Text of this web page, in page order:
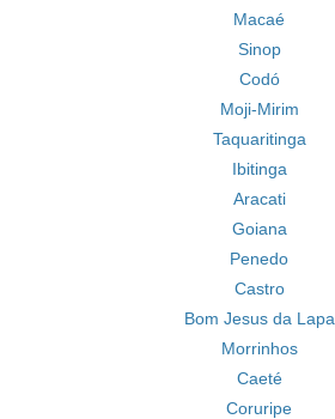
Macaé
Sinop
Codó
Moji-Mirim
Taquaritinga
Ibitinga
Aracati
Goiana
Penedo
Castro
Bom Jesus da Lapa
Morrinhos
Caeté
Coruripe